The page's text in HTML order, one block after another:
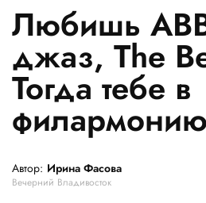
Любишь
джаз, The
Тогда тебе в
филармонию
Автор: Ирина Фасова
Вечерний Владивосток